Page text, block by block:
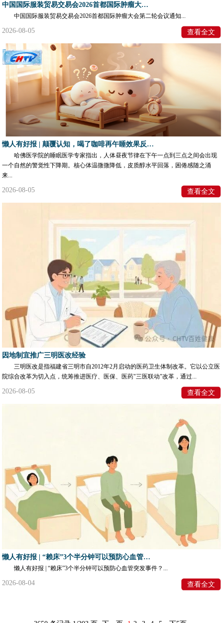
中国国际服装贸易交易会2026首都国际肿瘤大会第二轮会议通知
中国国际服装贸易交易会2026首都国际肿瘤大会第二轮会议通知...
2026-08-05 查看全文
懒人有好报 | 颠覆认知，喝了咖啡再午睡效果反而会更好
哈佛医学院的睡眠医学专家指出，人体昼夜节律在下午一点到三点之间会出现
一个自然的警觉性下降期。核心体温微微降低，皮质醇水平回落，困倦感随之涌
来...
2026-08-05 查看全文
因地制宜推广三明医改经验
三明医改是指福建省三明市自2012年2月启动的医药卫生体制改革。它以公立医
院综合改革为切入点，统筹推进医疗、医保、医药"三医联动"改革，通过...
2026-08-05 查看全文
懒人有好报 | “赖床”3个半分钟可以预防心血管突发事件？
懒人有好报 | “赖床”3个半分钟可以预防心血管突发事件？...
2026-08-04 查看全文